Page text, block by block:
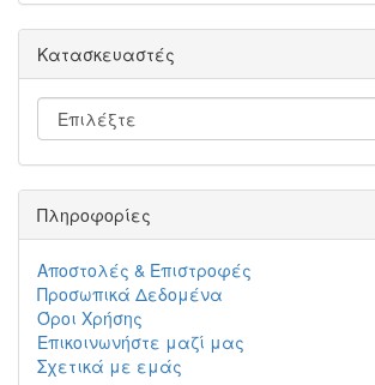
Κατασκευαστές
Πληροφορίες
Αποστολές & Επιστροφές
Προσωπικά Δεδομένα
Όροι Χρήσης
Επικοινωνήστε μαζί μας
Σχετικά με εμάς